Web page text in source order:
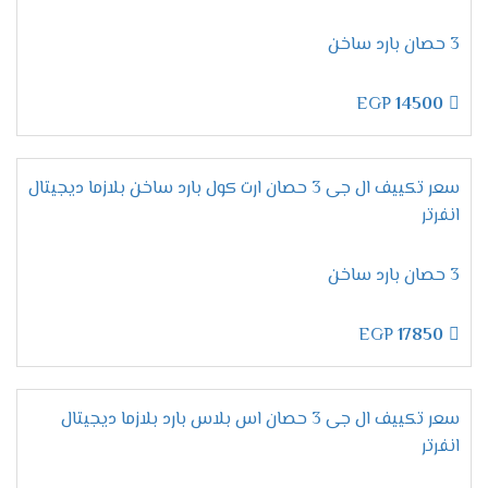
أو الحرارة الشديدة.
تصميم قوي:
مميزات تكييف إل جي أرتيكول
2025 – التبريد الذكي بأقصى
خاصية التبريد / التدفئة – راحة تامة
في كل الفصول
بكل تأكيد،لا شيء يضاهيالراحة المطلقةخلال الصيف
الحار والشتاء البارد.
يأتي تكييف إل جي أرتيكول
مزودًا بخاصية
3 حصان بارد ساخن
14500
سعر تكييف ال جى 3 حصان ارت كول بارد ساخن بلازما ديجيتال
انفرتر
3 حصان بارد ساخن
17850
سعر تكييف ال جى 3 حصان اس بلاس بارد بلازما ديجيتال
انفرتر